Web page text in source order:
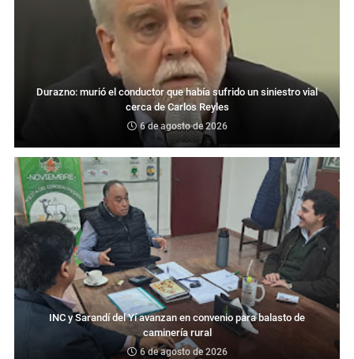
Durazno: murió el conductor que había sufrido un siniestro vial
cerca de Carlos Reyles
6 de agosto de 2026
INC y Sarandí del Yí avanzan en convenio para balasto de
caminería rural
6 de agosto de 2026